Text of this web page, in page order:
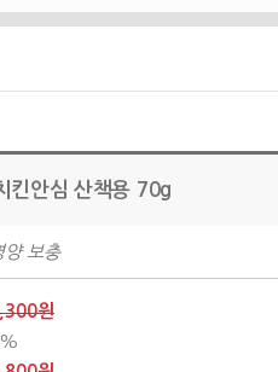
킨안심 산책용 70g
양 보충
원